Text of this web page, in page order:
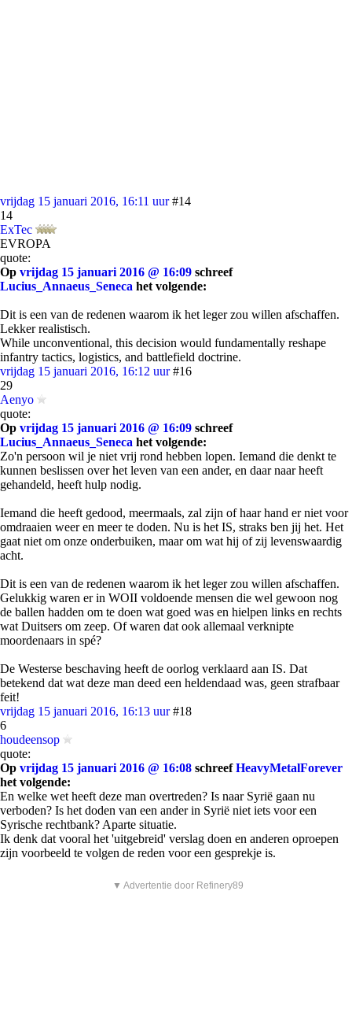
vrijdag 15 januari 2016, 16:11 uur #14
14
ExTec
EVROPA
quote:
Op vrijdag 15 januari 2016 @ 16:09 schreef
Lucius_Annaeus_Seneca het volgende:
Dit is een van de redenen waarom ik het leger zou willen afschaffen.
Lekker realistisch.
While unconventional, this decision would fundamentally reshape
infantry tactics, logistics, and battlefield doctrine.
vrijdag 15 januari 2016, 16:12 uur #16
29
Aenyo
quote:
Op vrijdag 15 januari 2016 @ 16:09 schreef
Lucius_Annaeus_Seneca het volgende:
Zo'n persoon wil je niet vrij rond hebben lopen. Iemand die denkt te
kunnen beslissen over het leven van een ander, en daar naar heeft
gehandeld, heeft hulp nodig.
Iemand die heeft gedood, meermaals, zal zijn of haar hand er niet voor
omdraaien weer en meer te doden. Nu is het IS, straks ben jij het. Het
gaat niet om onze onderbuiken, maar om wat hij of zij levenswaardig
acht.
Dit is een van de redenen waarom ik het leger zou willen afschaffen.
Gelukkig waren er in WOII voldoende mensen die wel gewoon nog
de ballen hadden om te doen wat goed was en hielpen links en rechts
wat Duitsers om zeep. Of waren dat ook allemaal verknipte
moordenaars in spé?
De Westerse beschaving heeft de oorlog verklaard aan IS. Dat
betekend dat wat deze man deed een heldendaad was, geen strafbaar
feit!
vrijdag 15 januari 2016, 16:13 uur #18
6
houdeensop
quote:
Op vrijdag 15 januari 2016 @ 16:08 schreefHeavyMetalForever
het volgende:
En welke wet heeft deze man overtreden? Is naar Syrië gaan nu
verboden? Is het doden van een ander in Syrië niet iets voor een
Syrische rechtbank? Aparte situatie.
Ik denk dat vooral het 'uitgebreid' verslag doen en anderen oproepen
zijn voorbeeld te volgen de reden voor een gesprekje is.
▼ Advertentie door Refinery89